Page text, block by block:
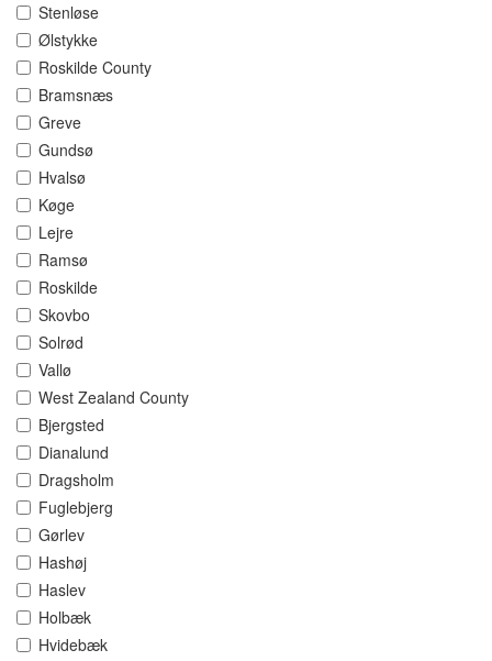
Stenløse
Ølstykke
Roskilde County
Bramsnæs
Greve
Gundsø
Hvalsø
Køge
Lejre
Ramsø
Roskilde
Skovbo
Solrød
Vallø
West Zealand County
Bjergsted
Dianalund
Dragsholm
Fuglebjerg
Gørlev
Hashøj
Haslev
Holbæk
Hvidebæk